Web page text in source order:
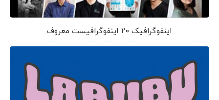
اینفوگرافیک 20 اینفوگرافیست معروف